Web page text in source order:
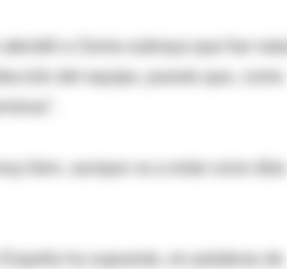
a Sonia subraya que fue
del equipo, puesto que, como
bien, aunque va a estar unos días
ha supuesto, en palabras de